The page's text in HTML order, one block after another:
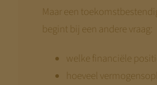
Maar een
begint bij een andere vraag:
welke financiële
hoeveel